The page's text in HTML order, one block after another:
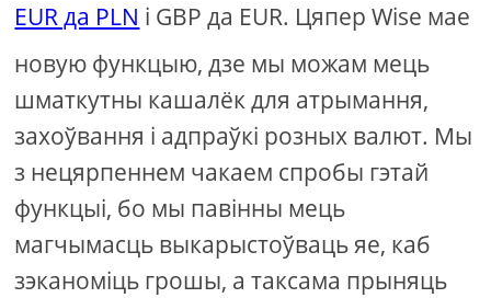
EUR да PLN і GBP да EUR. Цяпер Wise мае
новую функцыю, дзе мы можам мець
шматкутны кашалёк для атрымання,
захоўвання і адпраўкі розных валют. Мы
з нецярпеннем чакаем спробы гэтай
функцыі, бо мы павінны мець
магчымасць выкарыстоўваць яе, каб
зэканоміць грошы, а таксама прыняць